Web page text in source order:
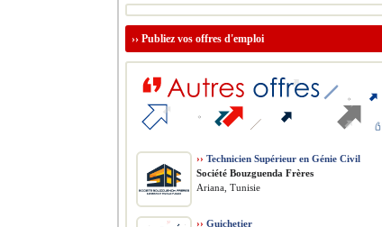
›› Publiez vos offres d'emploi
›› Technicien Supérieur en Génie Civil
Société Bouzguenda Frères
Ariana, Tunisie
›› Guichetier